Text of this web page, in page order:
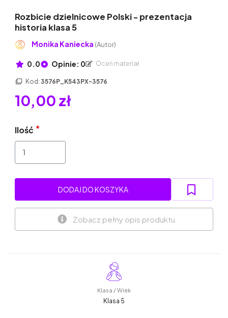
Rozbicie dzielnicowe Polski - prezentacja
historia klasa 5
Monika Kaniecka (Autor)
0.0 Opinie: 0 Oceń materiał
Kod: 3576P_K543PX-3576
10,00 zł
Ilość
DODAJ DO KOSZYKA
Zobacz pełny opis produktu
Klasa / Wiek
Klasa 5